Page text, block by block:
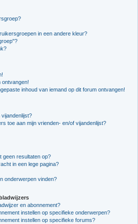
in een andere kleur?
ontvangen!
inhoud van iemand op dit forum ontvangen!
toe aan mijn vrienden- en/of vijandenlijst?
geen resultaten op?
in een lege pagina?
onderwerpen vinden?
en abonnement?
instellen op specifieke onderwerpen?
instellen op specifieke forums?